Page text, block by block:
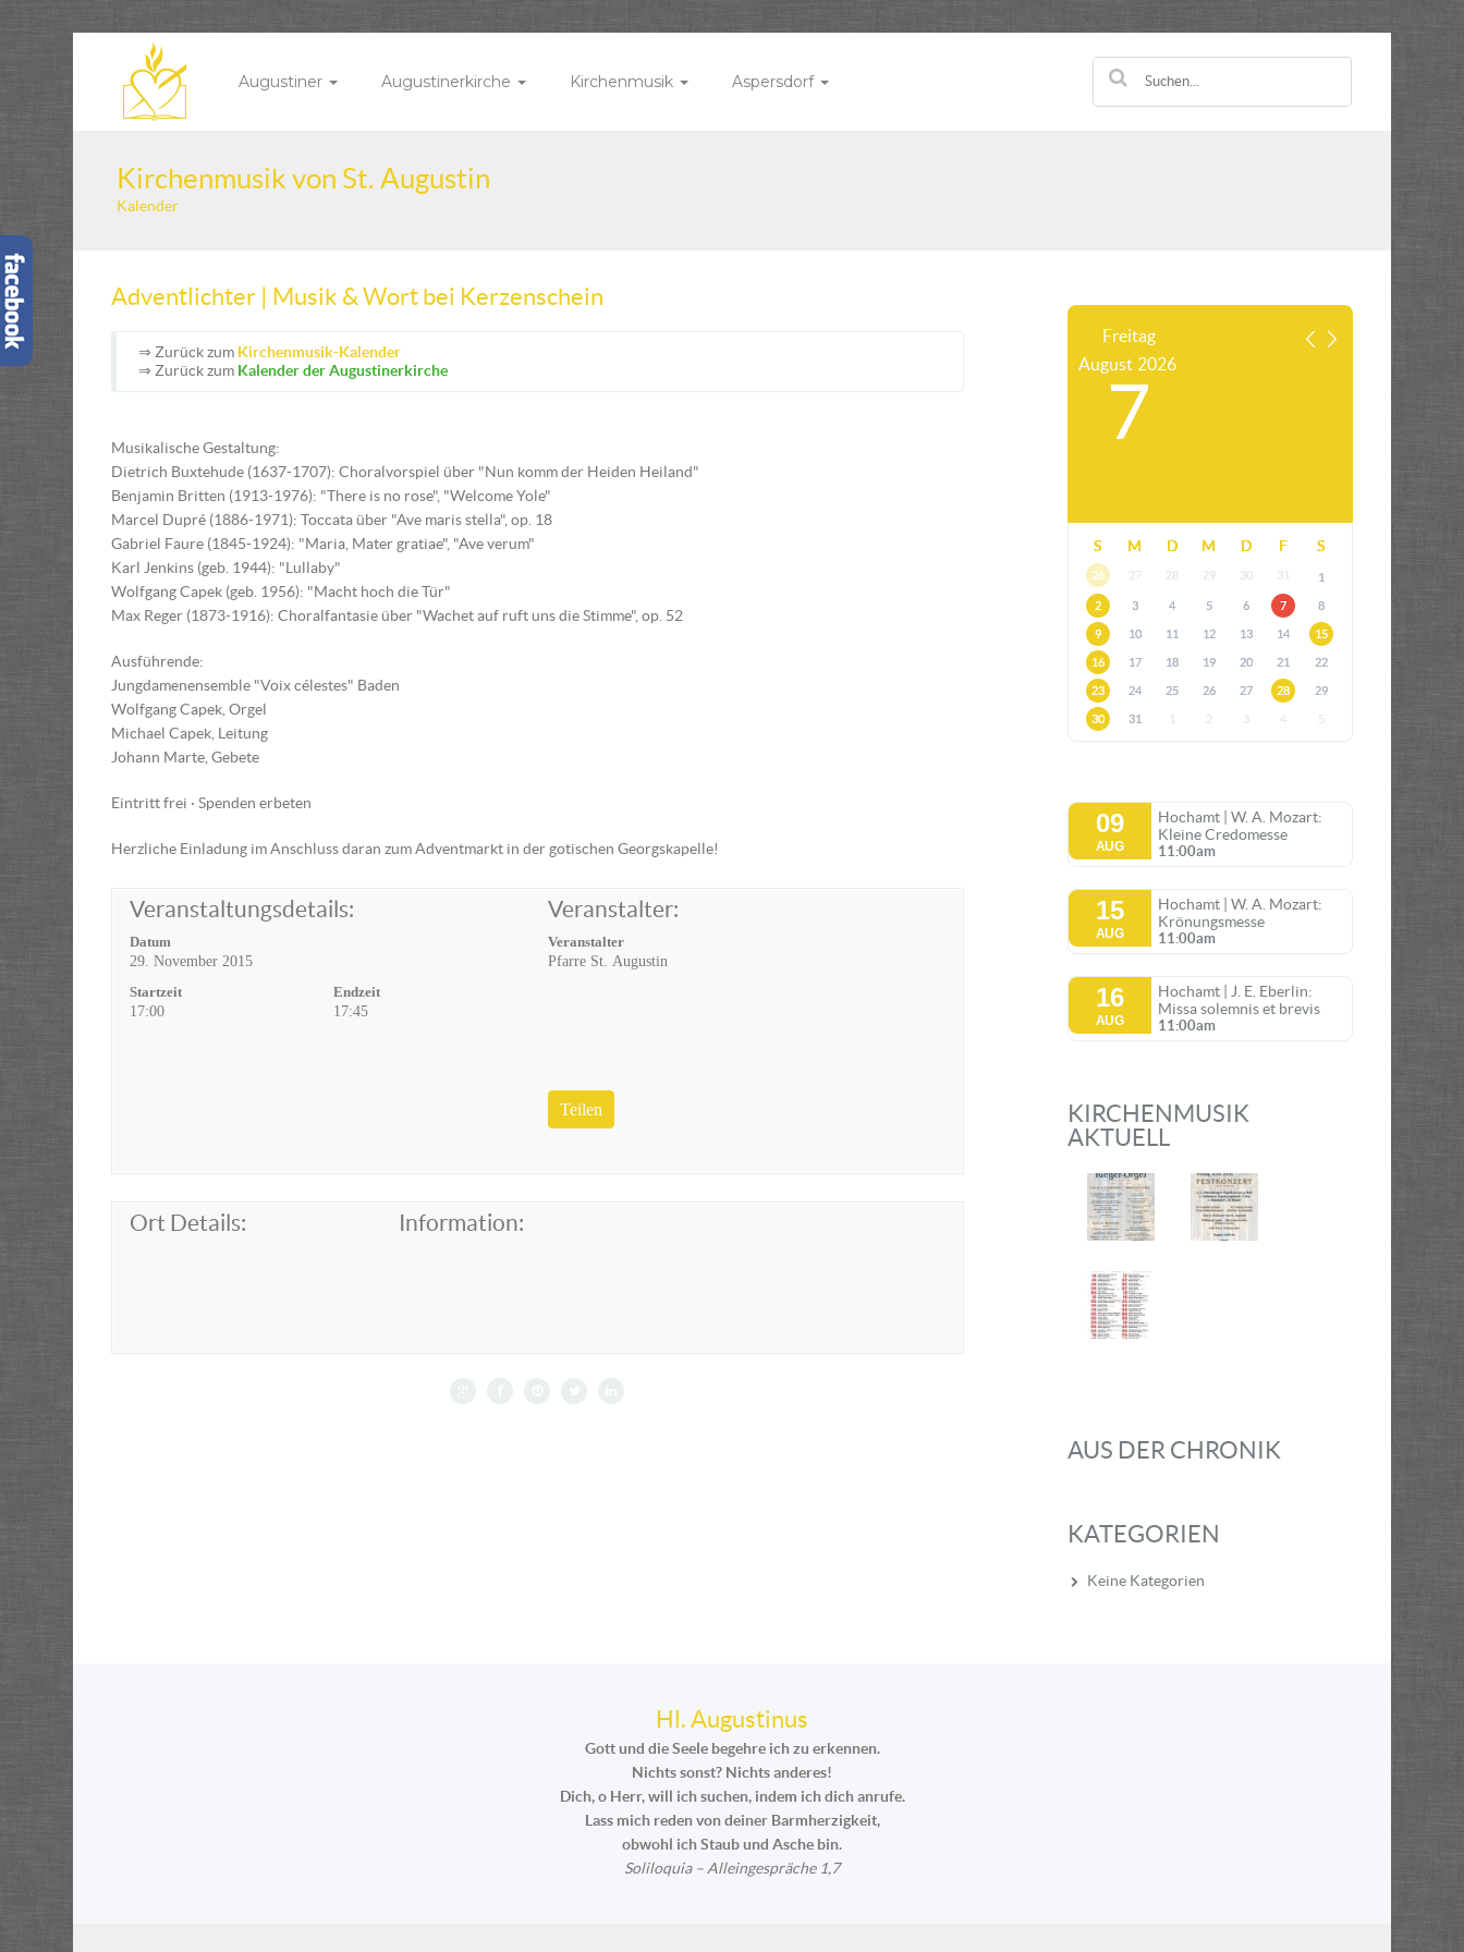
Augustiner Augustinerkirche Kirchenmusik Aspersdorf
Kirchenmusik von St. Augustin
Kalender
Adventlichter | Musik & Wort bei Kerzenschein
⇒ Zurück zum Kirchenmusik-Kalender
⇒ Zurück zum Kalender der Augustinerkirche
Musikalische Gestaltung:
Dietrich Buxtehude (1637-1707): Choralvorspiel über "Nun komm der Heiden Heiland"
Benjamin Britten (1913-1976): "There is no rose", "Welcome Yole"
Marcel Dupré (1886-1971): Toccata über "Ave maris stella", op. 18
Gabriel Faure (1845-1924): "Maria, Mater gratiae", "Ave verum"
Karl Jenkins (geb. 1944): "Lullaby"
Wolfgang Capek (geb. 1956): "Macht hoch die Tür"
Max Reger (1873-1916): Choralfantasie über "Wachet auf ruft uns die Stimme", op. 52
Ausführende:
Jungdamenensemble "Voix célestes" Baden
Wolfgang Capek, Orgel
Michael Capek, Leitung
Johann Marte, Gebete
Eintritt frei · Spenden erbeten
Herzliche Einladung im Anschluss daran zum Adventmarkt in der gotischen Georgskapelle!
Veranstaltungsdetails:
Datum
29. November 2015
Startzeit
17:00
Endzeit
17:45
Veranstalter:
Veranstalter
Pfarre St. Augustin
Teilen
Ort Details: Information:
Freitag
August 2026
7
S M D M D F S
26 27 28 29 30 31 1
2 3 4 5 6 7 8
9 10 11 12 13 14 15
16 17 18 19 20 21 22
23 24 25 26 27 28 29
30 31 1 2 3 4 5
09
AUG
Hochamt | W. A. Mozart:
Kleine Credomesse
11:00am
15
AUG
Hochamt | W. A. Mozart:
Krönungsmesse
11:00am
16
AUG
Hochamt | J. E. Eberlin:
Missa solemnis et brevis
11:00am
KIRCHENMUSIK
AKTUELL
AUS DER CHRONIK
KATEGORIEN
Keine Kategorien
Hl. Augustinus
Gott und die Seele begehre ich zu erkennen.
Nichts sonst? Nichts anderes!
Dich, o Herr, will ich suchen, indem ich dich anrufe.
Lass mich reden von deiner Barmherzigkeit,
obwohl ich Staub und Asche bin.
Soliloquia – Alleingespräche 1,7